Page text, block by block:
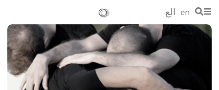
en الع